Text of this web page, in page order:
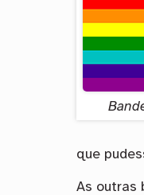
que
As outras